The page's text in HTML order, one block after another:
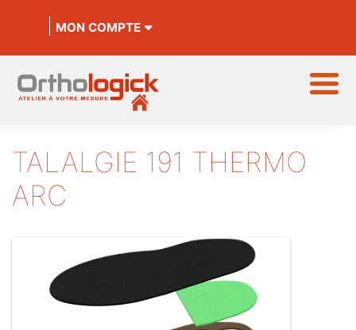
MON COMPTE
TALALGIE 191 THERMO
ARC